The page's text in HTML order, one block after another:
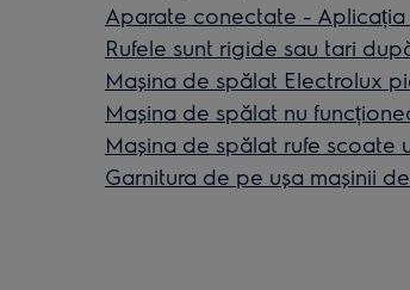
Aparate conectate -
Rufele sunt rigide sau tari
Mașina de spălat Electrolux
Mașina de spălat nu
Mașina de spălat rufe
Garnitura de pe ușa mașinii